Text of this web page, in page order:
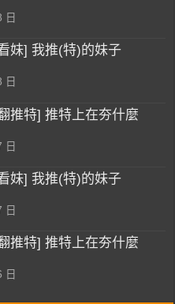
日
妹] 我推(特)的妹子
日
推特] 推特上在夯什麼
日
妹] 我推(特)的妹子
日
推特] 推特上在夯什麼
日